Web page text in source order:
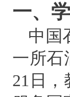
一、
中国
一所石
21日